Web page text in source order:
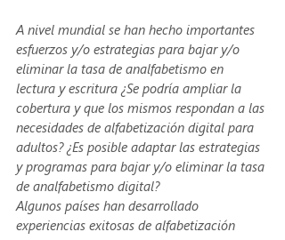
A nivel mundial se han hecho importantes
esfuerzos y/o estrategias para bajar y/o
eliminar la tasa de analfabetismo en
lectura y escritura ¿Se podría ampliar la
cobertura y que los mismos respondan a las
necesidades de alfabetización digital para
adultos? ¿Es posible adaptar las estrategias
y programas para bajar y/o eliminar la tasa
de analfabetismo digital?
Algunos países han desarrollado
experiencias exitosas de alfabetización